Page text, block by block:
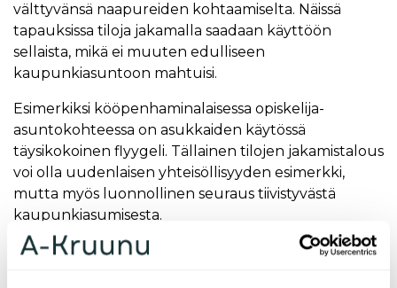
välttyvänsä naapureiden kohtaamiselta. Näissä
tapauksissa tiloja jakamalla saadaan käyttöön
sellaista, mikä ei muuten edulliseen
kaupunkiasuntoon mahtuisi.
Esimerkiksi kööpenhaminalaisessa opiskelija-
asuntokohteessa on asukkaiden käytössä
täysikokoinen flyygeli. Tällainen tilojen jakamistalous
voi olla uudenlaisen yhteisöllisyyden esimerkki,
mutta myös luonnollinen seuraus tiivistyvästä
kaupunkiasumisesta.